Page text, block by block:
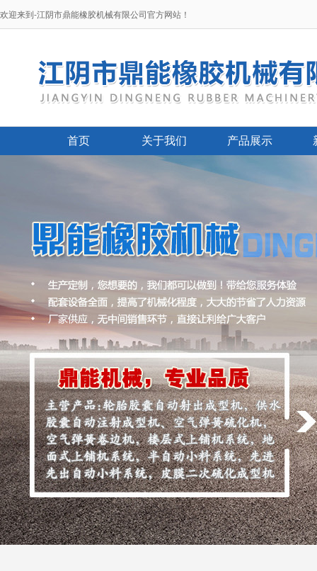
欢迎来到-江阴市鼎能橡胶机械有限公司官方网站！
首页 关于我们 产品展示